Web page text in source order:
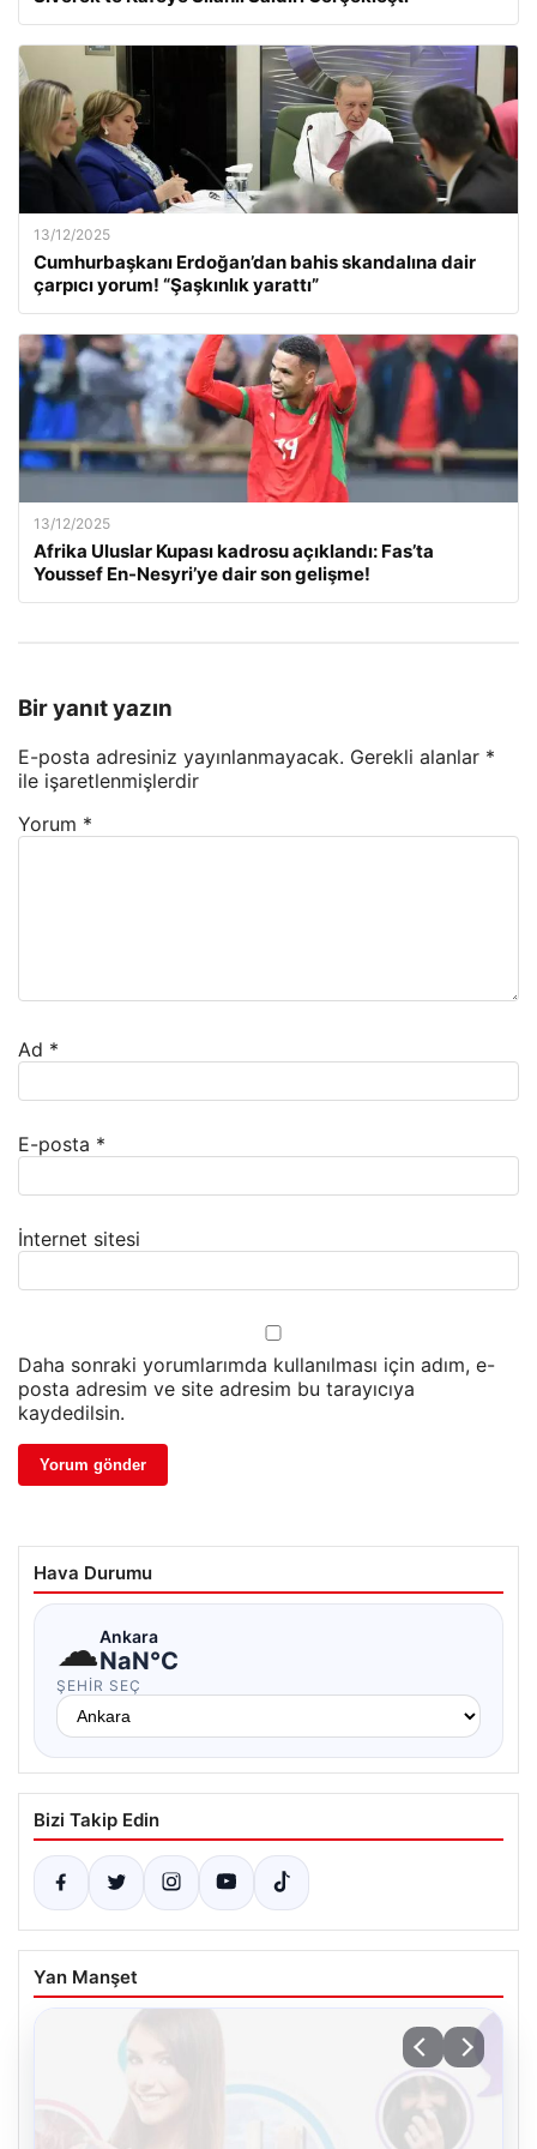
13/12/2025
Cumhurbaşkanı Erdoğan’dan bahis skandalına dair
çarpıcı yorum! “Şaşkınlık yarattı”
13/12/2025
Afrika Uluslar Kupası kadrosu açıklandı: Fas’ta
Youssef En-Nesyri’ye dair son gelişme!
Bir yanıt yazın
E-posta adresiniz yayınlanmayacak. Gerekli alanlar *
ile işaretlenmişlerdir
Yorum *
Ad *
E-posta *
İnternet sitesi
Daha sonraki yorumlarımda kullanılması için adım, e-
posta adresim ve site adresim bu tarayıcıya
kaydedilsin.
Hava Durumu
☁Ankara
NaN°C
ŞEHIR SEÇ
Bizi Takip Edin
Yan Manşet